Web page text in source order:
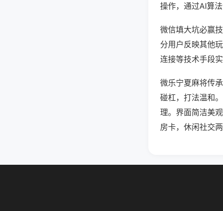
操作，通过AI算
微信填大坑必赢
分用户反映其他
连接等技术手段实
微乐宁夏麻将传
碰杠，打法温和
理。界面简洁美
房卡，休闲社交两